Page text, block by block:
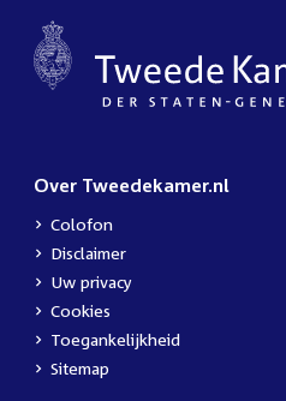
Over Tweedekamer.nl
Colofon
Disclaimer
Uw privacy
Cookies
Toegankelijkheid
Sitemap